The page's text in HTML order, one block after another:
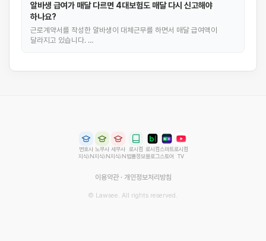
알바생 급여가 매달 다르면 4대보험도 매달 다시 신고해야
하나요?
근로계약서를 작성한 알바생이 대체근무를 하면서 매달 급여액이
달라지고 있습니다. …
변호사
지식iN
노무사
지식iN
세무사
지식iN
로시컴
법률정보
로시컴
블로그
스마트
스토어
로시컴
TV
이용약관· 개인정보처리방침
© Lawsee. All rights reserved.